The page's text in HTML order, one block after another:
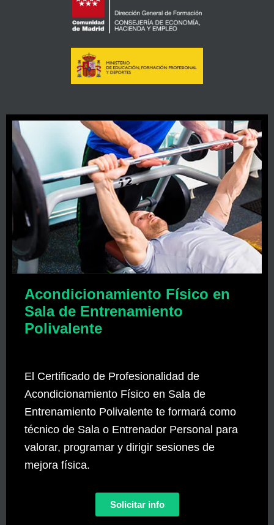
Acondicionamiento Físico en
Sala de Entrenamiento
Polivalente
El Certificado de Profesionalidad de
Acondicionamiento Físico en Sala de
Entrenamiento Polivalente te formará como
técnico de Sala o Entrenador Personal para
valorar, programar y dirigir sesiones de
mejora física.
Solicitar info